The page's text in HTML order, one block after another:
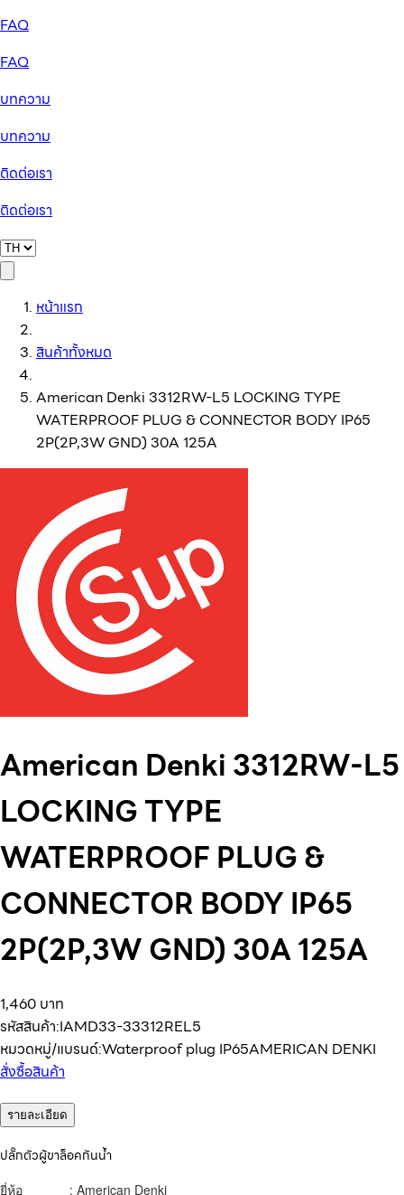
FAQ
FAQ
บทความ
บทความ
ติดต่อเรา
ติดต่อเรา
หน้าแรก
สินค้าทั้งหมด
American Denki 3312RW-L5 LOCKING TYPE
WATERPROOF PLUG & CONNECTOR BODY IP65
2P(2P,3W GND) 30A 125A
American Denki 3312RW-L5
LOCKING TYPE
WATERPROOF PLUG &
CONNECTOR BODY IP65
2P(2P,3W GND) 30A 125A
1,460 บาท
รหัสสินค้า:IAMD33-33312REL5
หมวดหมู่/แบรนด์:Waterproof plug IP65AMERICAN DENKI
สั่งซื้อสินค้า
รายละเอียด
ปลั๊กตัวผู้ขาล็อคกันน้ำ
ยี่ห้อ : American Denki